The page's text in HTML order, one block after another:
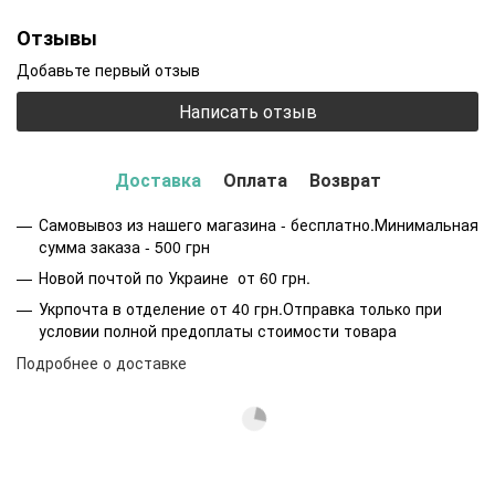
Отзывы
Добавьте первый отзыв
Написать отзыв
Доставка Оплата Возврат
Самовывоз из нашего магазина - бесплатно.Минимальная
сумма заказа - 500 грн
Новой почтой по Украине от 60 грн.
Укрпочта в отделение от 40 грн.Отправка только при
условии полной предоплаты стоимости товара
Подробнее о доставке